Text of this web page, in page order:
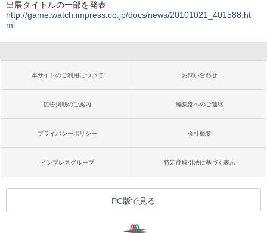
出展タイトルの一部を発表
http://game.watch.impress.co.jp/docs/news/20101021_401588.ht
ml
本サイトのご利用について お問い合わせ
広告掲載のご案内 編集部へのご連絡
プライバシーポリシー 会社概要
インプレスグループ 特定商取引法に基づく表示
PC版で見る